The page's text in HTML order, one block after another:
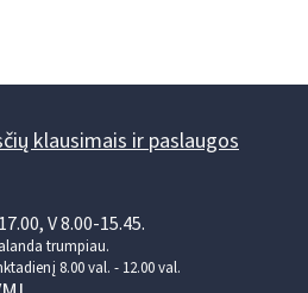
klausimais ir paslaugos
V 8.00-15.45.
trumpiau.
8.00 val. - 12.00 val.